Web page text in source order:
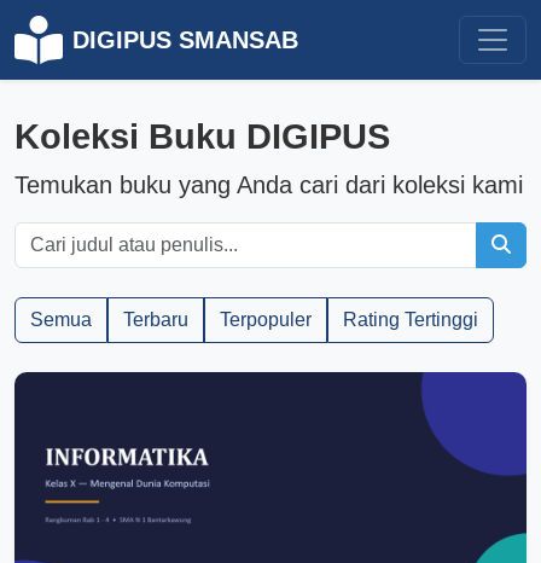
DIGIPUS SMANSAB
Koleksi Buku DIGIPUS
Temukan buku yang Anda cari dari koleksi kami
Semua Terbaru Terpopuler Rating Tertinggi